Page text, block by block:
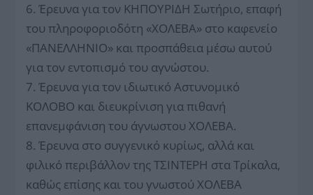
6. Έρευνα για τον ΚΗΠΟΥΡΙΔΗ Σωτήριο, επαφή
του πληροφοριοδότη «ΧΟΛΕΒΑ» στο καφενείο
«ΠΑΝΕΛΛΗΝΙΟ» και προσπάθεια μέσω αυτού
για τον εντοπισμό του αγνώστου.
7. Έρευνα για τον ιδιωτικό Αστυνομικό
ΚΟΛΟΒΟ και διευκρίνιση για πιθανή
επανεμφάνιση του άγνωστου ΧΟΛΕΒΑ.
8. Έρευνα στο συγγενικό κυρίως, αλλά και
φιλικό περιβάλλον της ΤΣΙΝΤΕΡΗ στα Τρίκαλα,
καθώς επίσης και του γνωστού ΧΟΛΕΒΑ